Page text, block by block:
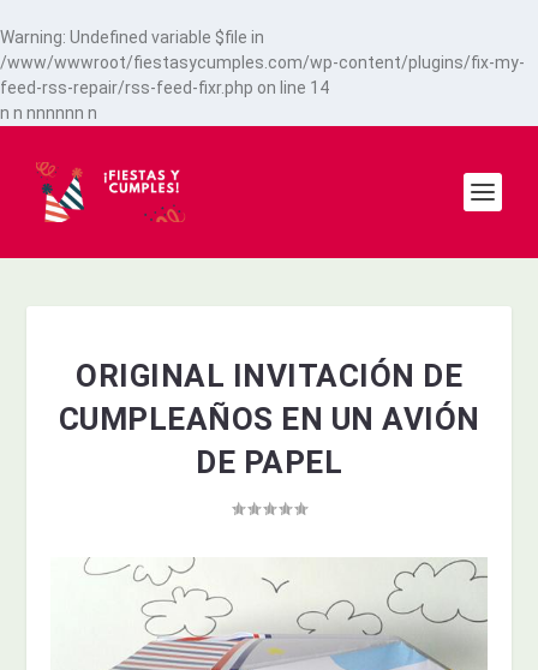
Warning: Undefined variable $file in
/www/wwwroot/fiestasycumples.com/wp-content/plugins/fix-my-
feed-rss-repair/rss-feed-fixr.php on line 14
n n nnnnnn n
ORIGINAL INVITACIÓN DE
CUMPLEAÑOS EN UN AVIÓN
DE PAPEL